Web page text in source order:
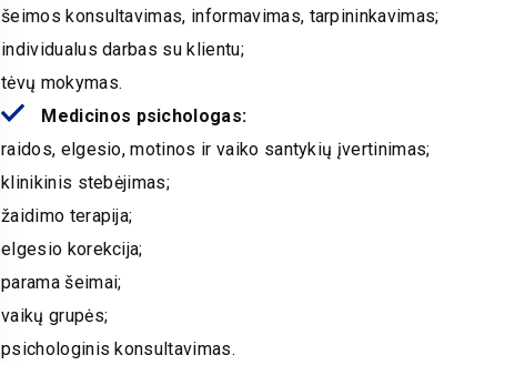
šeimos konsultavimas, informavimas, tarpininkavimas;
individualus darbas su klientu;
tėvų mokymas.
Medicinos psichologas:
raidos, elgesio, motinos ir vaiko santykių įvertinimas;
klinikinis stebėjimas;
žaidimo terapija;
elgesio korekcija;
parama šeimai;
vaikų grupės;
psichologinis konsultavimas.